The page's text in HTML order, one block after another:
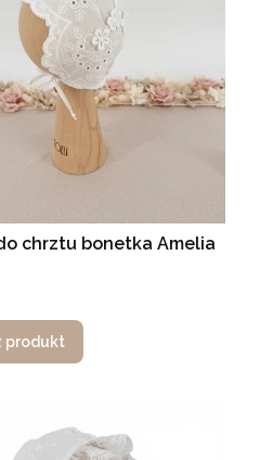
chrztu bonetka Amelia
produkt